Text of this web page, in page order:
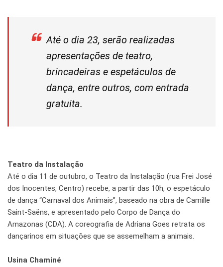
Até o dia 23, serão realizadas
apresentações de teatro,
brincadeiras e espetáculos de
dança, entre outros, com entrada
gratuita.
Teatro da Instalação
Até o dia 11 de outubro, o Teatro da Instalação (rua Frei José
dos Inocentes, Centro) recebe, a partir das 10h, o espetáculo
de dança “Carnaval dos Animais”, baseado na obra de Camille
Saint-Saëns, e apresentado pelo Corpo de Dança do
Amazonas (CDA). A coreografia de Adriana Goes retrata os
dançarinos em situações que se assemelham a animais.
Usina Chaminé